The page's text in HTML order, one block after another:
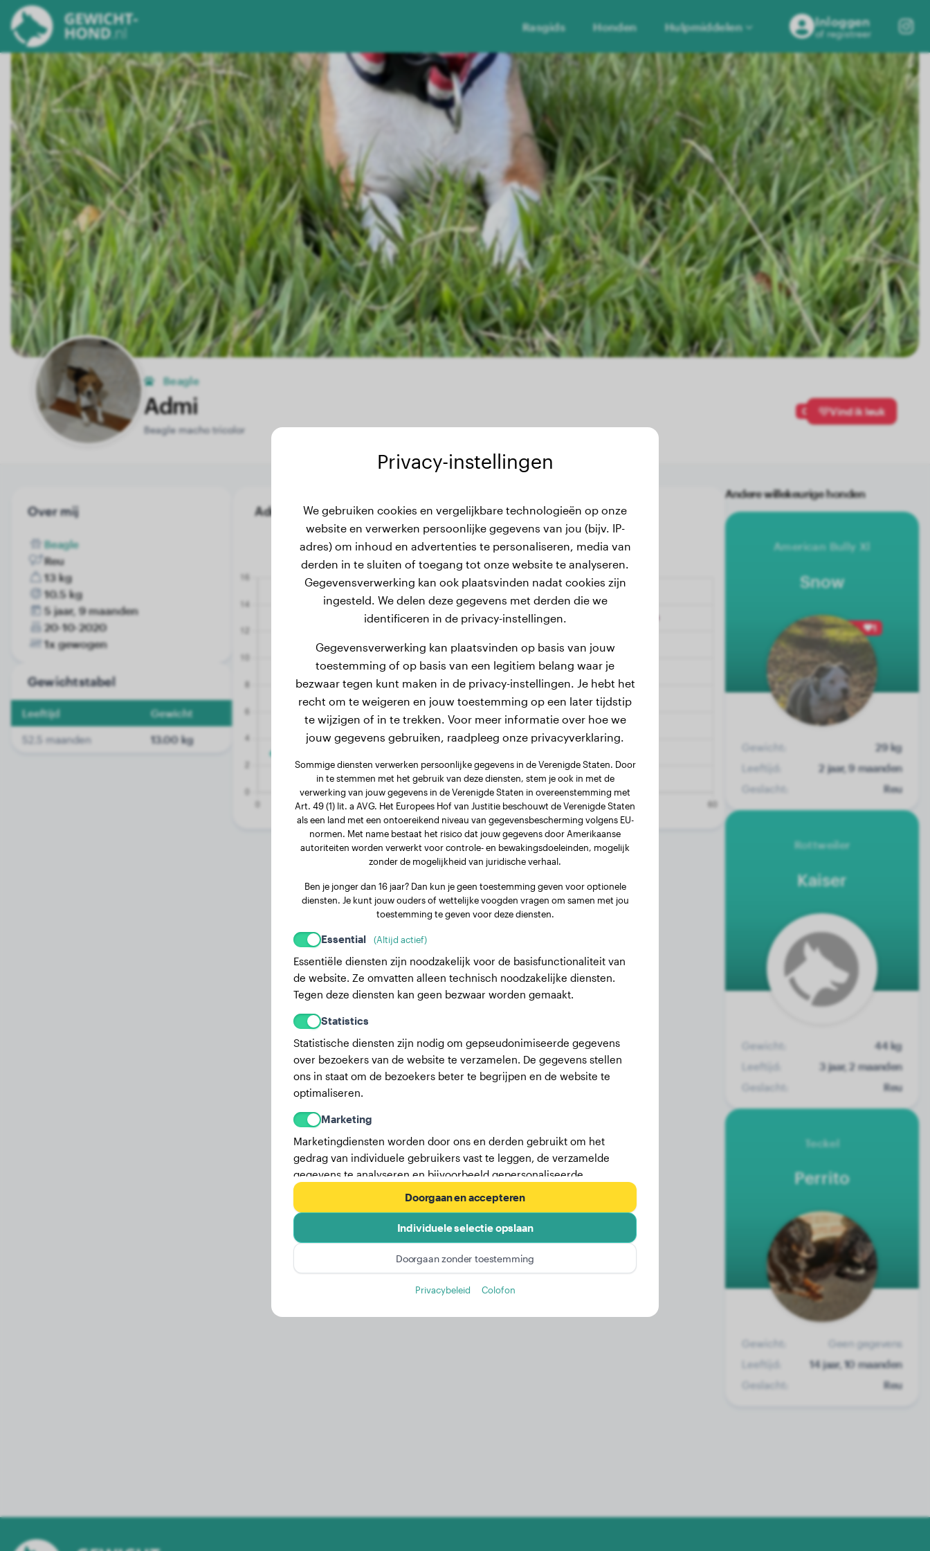
Rasgids Honden Hulpmiddelen Inloggen
of registreer
Beagle
Admi
Beagle macho tricolor
0 Vind ik leuk
Over mij
Beagle
Reu
13 kg
10.5 kg
5 jaar, 9 maanden
20-10-2020
1x gewogen
Gewichtstabel
Leeftijd Gewicht
52.5 maanden 13.00 kg
Admi's gewichtsgeschiedenis
Andere willekeurige honden
American Bully Xl
Snow
1
Gewicht:
29 kg
Leeftijd:
2 jaar, 9 maanden
Geslacht:
Reu
Rottweiler
Kaiser
Gewicht:
44 kg
Leeftijd:
3 jaar, 2 maanden
Geslacht:
Reu
Teckel
Perrito
Gewicht:
Geen gegevens
Leeftijd:
14 jaar, 10 maanden
Geslacht:
Reu
Privacy-instellingen
We gebruiken cookies en vergelijkbare technologieën op onze
website en verwerken persoonlijke gegevens van jou (bijv. IP-
adres) om inhoud en advertenties te personaliseren, media van
derden in te sluiten of toegang tot onze website te analyseren.
Gegevensverwerking kan ook plaatsvinden nadat cookies zijn
ingesteld. We delen deze gegevens met derden die we
identificeren in de privacy-instellingen.
Gegevensverwerking kan plaatsvinden op basis van jouw
toestemming of op basis van een legitiem belang waar je
bezwaar tegen kunt maken in de privacy-instellingen. Je hebt het
recht om te weigeren en jouw toestemming op een later tijdstip
te wijzigen of in te trekken. Voor meer informatie over hoe we
jouw gegevens gebruiken, raadpleeg onze privacyverklaring.
Sommige diensten verwerken persoonlijke gegevens in de Verenigde Staten. Door
in te stemmen met het gebruik van deze diensten, stem je ook in met de
verwerking van jouw gegevens in de Verenigde Staten in overeenstemming met
Art. 49 (1) lit. a AVG. Het Europees Hof van Justitie beschouwt de Verenigde Staten
als een land met een ontoereikend niveau van gegevensbescherming volgens EU-
normen. Met name bestaat het risico dat jouw gegevens door Amerikaanse
autoriteiten worden verwerkt voor controle- en bewakingsdoeleinden, mogelijk
zonder de mogelijkheid van juridische verhaal.
Ben je jonger dan 16 jaar? Dan kun je geen toestemming geven voor optionele
diensten. Je kunt jouw ouders of wettelijke voogden vragen om samen met jou
toestemming te geven voor deze diensten.
Essential (Altijd actief)
Essentiële diensten zijn noodzakelijk voor de basisfunctionaliteit van
de website. Ze omvatten alleen technisch noodzakelijke diensten.
Tegen deze diensten kan geen bezwaar worden gemaakt.
Statistics
Statistische diensten zijn nodig om gepseudonimiseerde gegevens
over bezoekers van de website te verzamelen. De gegevens stellen
ons in staat om de bezoekers beter te begrijpen en de website te
optimaliseren.
Marketing
Marketingdiensten worden door ons en derden gebruikt om het
gedrag van individuele gebruikers vast te leggen, de verzamelde
gegevens te analyseren en bijvoorbeeld gepersonaliseerde
advertenties weer te geven. Deze diensten stellen ons in staat om
gebruikers te volgen over meerdere websites.
Hier vind je een lijst met onze advertentiepartners.
Meer informatie in onze privacyverklaring
Doorgaan en accepteren
Individuele selectie opslaan
Doorgaan zonder toestemming
Privacybeleid Colofon